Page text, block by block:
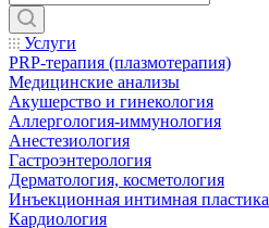
Услуги
PRP-терапия (плазмотерапия)
Медицинские анализы
Акушерство и гинекология
Аллергология-иммунология
Анестезиология
Гастроэнтерология
Дерматология, косметология
Инъекционная интимная пластика
Кардиология